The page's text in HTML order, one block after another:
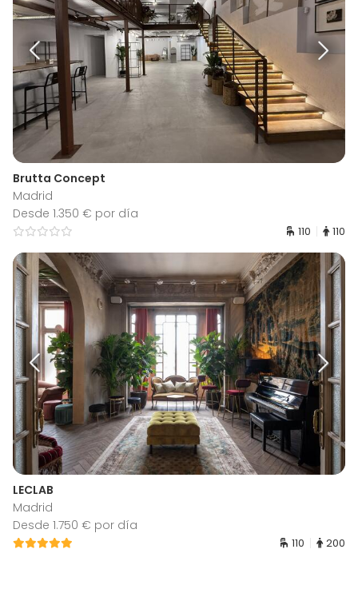
Brutta Concept
Madrid
Desde 1.350 € por día
110 110
LECLAB
Madrid
Desde 1.750 € por día
110 200